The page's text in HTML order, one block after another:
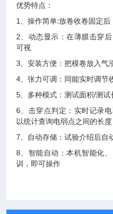
优势特点：
1、操作简单:放卷收卷固定
2、动态显示：在薄膜击穿
可视
3、安装方便：把模卷放入气
4、张力可调：同能实时调节
5、多种模式：测试面积/测试
6、击穿点判定：实时记录
以统计查询电弱点之间的长度
7、自动存储：试验介绍后自
8、智能自动：本机智能化
训，即可操作